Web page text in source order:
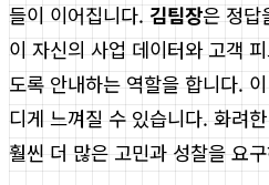
들이 이어집니다. 김팀장은 정답
이 자신의 사업 데이터와 고객
도록 안내하는 역할을 합니다.
디게 느껴질 수 있습니다. 화려
훨씬 더 많은 고민과 성찰을 요